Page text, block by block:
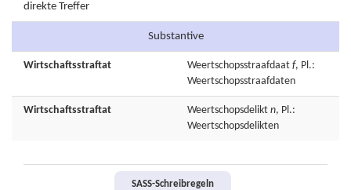
direkte Treffer
Substantive
Wirtschaftsstraftat Weertschopsstraafdaat f, Pl.:
Weertschopsstraafdaten
Wirtschaftsstraftat Weertschopsdelikt n, Pl.:
Weertschopsdelikten
SASS-Schreibregeln